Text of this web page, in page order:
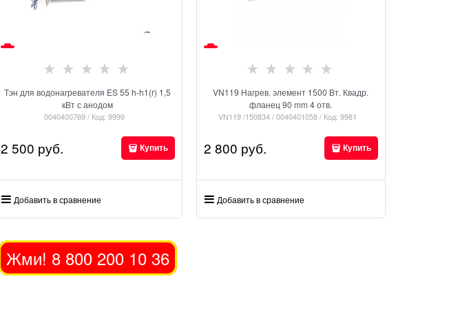
Тэн для водонагревателя ES 55 h-h1(r) 1,5
кВт с анодом
0040400769 / Код: 9999
2 500 руб. Купить
Добавить в сравнение
VN119 Нагрев. элемент 1500 Вт. Квадр.
фланец 90 mm 4 отв.
VN119 /150834 / 0040401058 / Код: 9981
2 800 руб. Купить
Добавить в сравнение
Жми! 8 800 200 10 36